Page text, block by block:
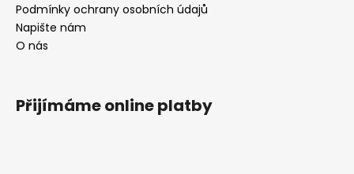
Podmínky ochrany osobních údajů
Napište nám
O nás
Přijímáme online platby